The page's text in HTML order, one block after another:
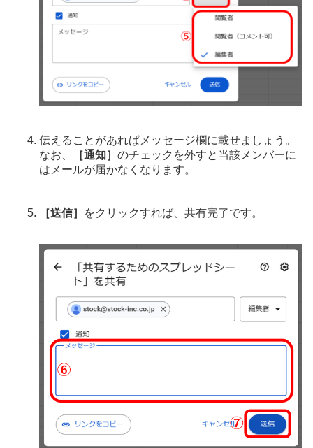
伝えることがあればメッセージ欄に載せましょう。
なお、
［通知］ のチェックを外すと当該メンバーに
はメールが届かなくなります。
［送信］ をクリックすれば、共有完了です。